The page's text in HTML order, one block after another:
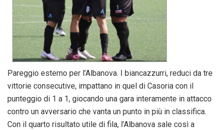
Pareggio esterno per l’Albanova. I biancazzurri, reduci da tre
vittorie consecutive, impattano in quel di Casoria con il
punteggio di 1 a 1, giocando una gara interamente in attacco
contro un avversario che vanta un punto in più in classifica.
Con il quarto risultato utile di fila, l’Albanova sale così a